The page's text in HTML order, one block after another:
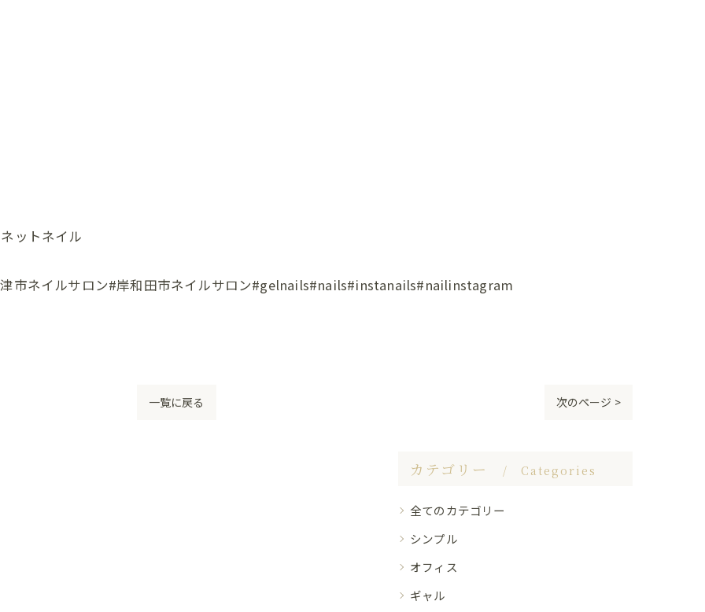
ットネイル
市ネイルサロン#岸和田市ネイルサロン#gelnails#nails#instanails#nailinstagram
一覧に戻る 次のページ >
カテゴリー Categories
全てのカテゴリー
シンプル
オフィス
ギャル